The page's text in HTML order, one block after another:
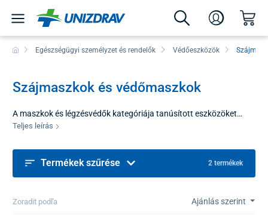
Egészségügyi személyzet és rendelők Védőeszközök
Szájmaszkok és védőmaszkok
A maszkok és légzésvédők kategóriája tanúsított eszközöket
kínál a légzőrendszer biológiai és mechanikai részecskék elleni
szolgáltatásokban a megfelelő arcvédelem nemcsak a fertőző
betegségek terjedésének megelőzéseként elengedhetetlen, hanem
a finom por és a füstök elleni védelemként is. Termékeink
magas szűrési kapacitásukat és megbízhatóságukat.
Teljes leírás
Termékek szűrése 2 termékek
Zoradit podľa Ajánlás szerint